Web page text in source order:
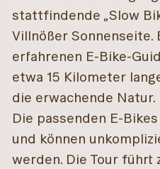
stattfindende „Slow
Villnößer Sonnenseite.
erfahrenen E-Bike-
etwa 15 Kilometer
die erwachende Natur.
Die passenden E-
und können
werden. Die Tour führt